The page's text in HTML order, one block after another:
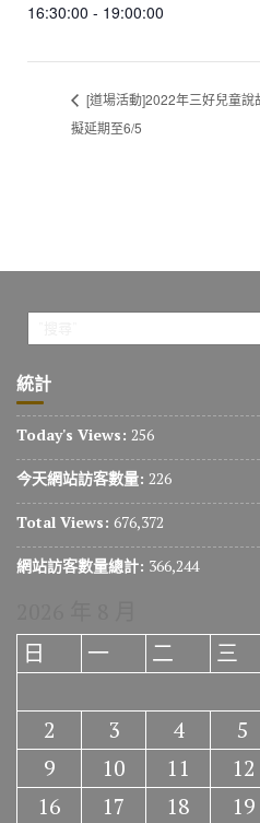
16:30:00 - 19:00:00
[道場活動]2022年三好兒童說
擬延期至6/5
統計
Today's Views: 256
今天網站訪客數量: 226
Total Views: 676,372
網站訪客數量總計: 366,244
日
一 二 三
2
3 4 5
9
10 11 12
16
17 18 19